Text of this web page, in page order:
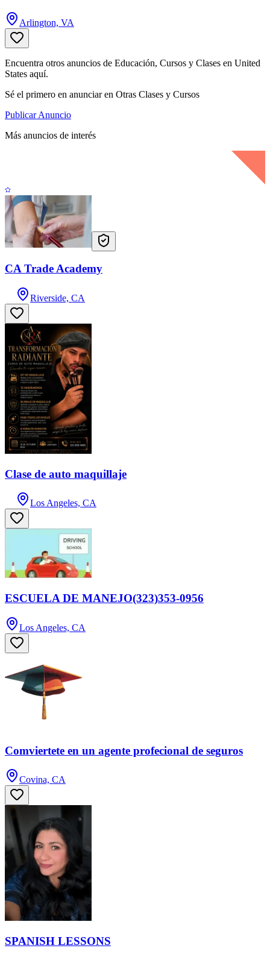
Arlington, VA
Encuentra otros anuncios de Educación, Cursos y Clases en United
States aquí.
Sé el primero en anunciar en Otras Clases y Cursos
Publicar Anuncio
Más anuncios de interés
CA Trade Academy
Riverside, CA
Clase de auto maquillaje
Los Angeles, CA
ESCUELA DE MANEJO(323)353-0956
Los Angeles, CA
Comviertete en un agente profecional de seguros
Covina, CA
SPANISH LESSONS